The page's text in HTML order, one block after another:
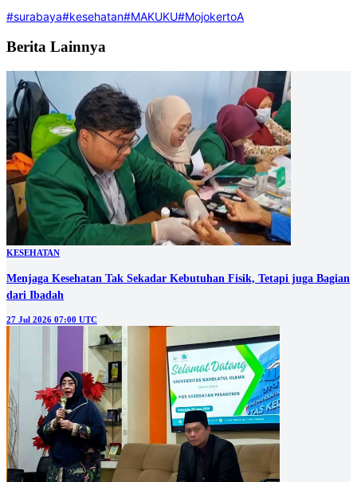
#surabaya#kesehatan#MAKUKU#MojokertoA
Berita Lainnya
KESEHATAN
Menjaga Kesehatan Tak Sekadar Kebutuhan Fisik, Tetapi juga Bagian
dari Ibadah
27 Jul 2026 07:00 UTC